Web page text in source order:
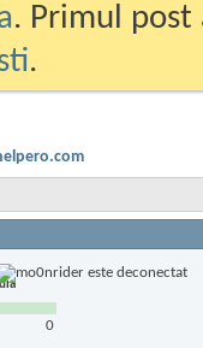
. Primul
.
0